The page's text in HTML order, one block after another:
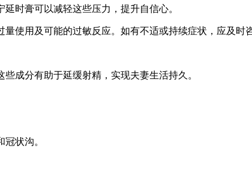
时膏可以减轻这些压力，提升自信心。
使用及可能的过敏反应。如有不适或持续症状，应及时
成分有助于延缓射精，实现夫妻生活持久。
状沟。